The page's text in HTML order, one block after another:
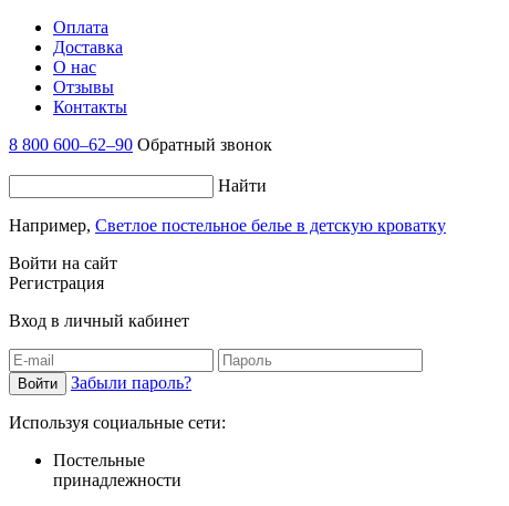
Оплата
Доставка
О нас
Отзывы
Контакты
8 800 600–62–90 Обратный звонок
Найти
Например, Светлое постельное белье в детскую кроватку
Войти на сайт
Регистрация
Вход в личный кабинет
Забыли пароль?
Используя социальные сети:
Постельные
принадлежности